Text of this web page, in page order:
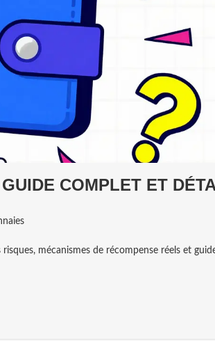
COMPLET ET
mécanismes de récompense réels et